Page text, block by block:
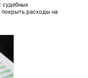
судебных
покрыть расходы на